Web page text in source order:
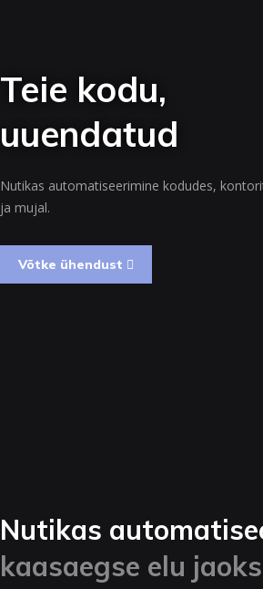
Teie kodu,
uuendatud
Nutikas automatiseerimine kodudes,
ja mujal.
Võtke ühendust
Nutikas
kaasaegse elu jaoks